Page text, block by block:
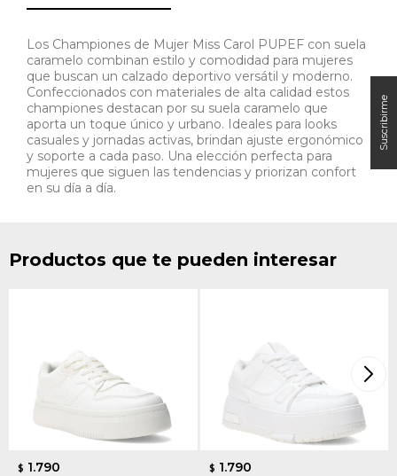
Los Championes de Mujer Miss Carol PUPEF con suela
caramelo combinan estilo y comodidad para mujeres
que buscan un calzado deportivo versátil y moderno.
Confeccionados con materiales de alta calidad estos
championes destacan por su suela caramelo que
aporta un toque único y urbano. Ideales para looks
casuales y jornadas activas, brindan ajuste ergonómico
y soporte a cada paso. Una elección perfecta para
mujeres que siguen las tendencias y priorizan confort
en su día a día.
Productos que te pueden interesar
$ 1.790 $ 1.790